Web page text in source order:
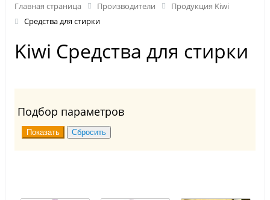
Главная страница Производители
Продукция Kiwi
Средства для стирки
Kiwi Средства для стирки
Подбор параметров